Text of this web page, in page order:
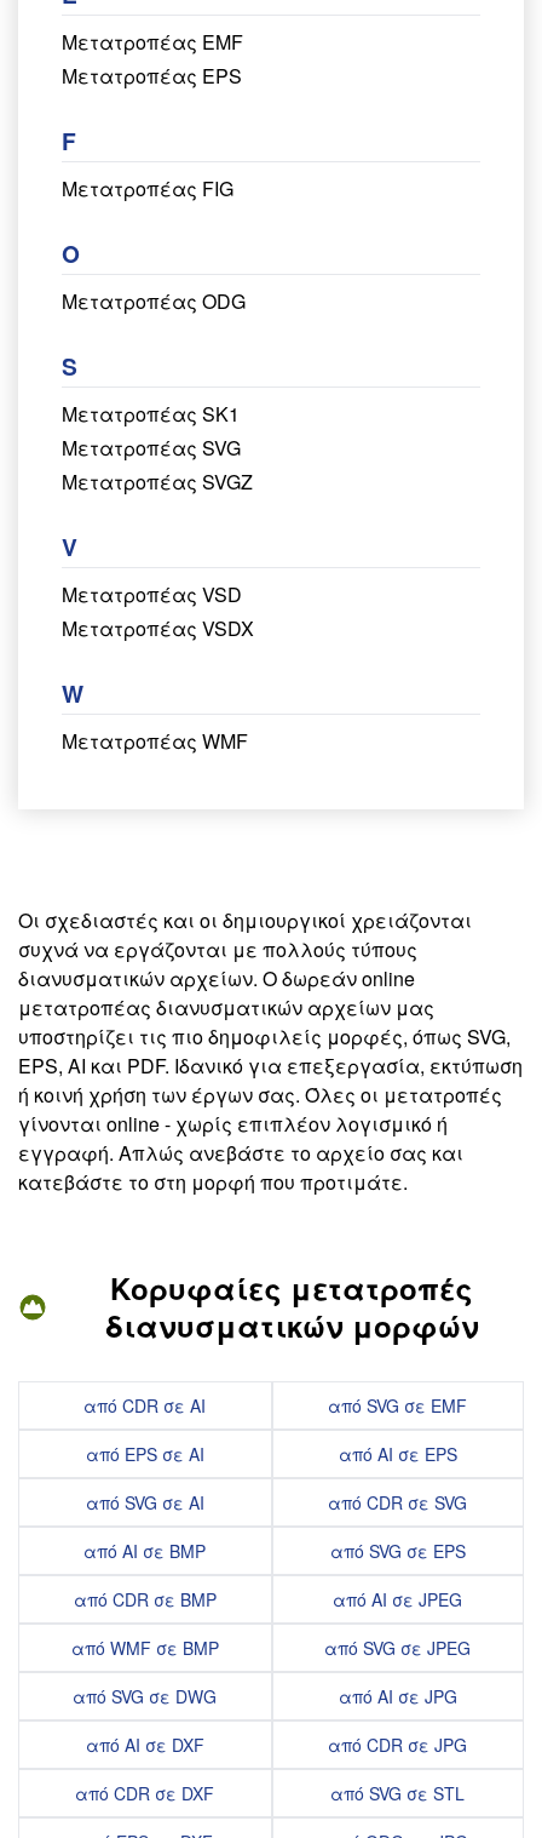
Μετατροπέας EMF
Μετατροπέας EPS
F
Μετατροπέας FIG
O
Μετατροπέας ODG
S
Μετατροπέας SK1
Μετατροπέας SVG
Μετατροπέας SVGZ
V
Μετατροπέας VSD
Μετατροπέας VSDX
W
Μετατροπέας WMF
Οι σχεδιαστές και οι δημιουργικοί χρειάζονται
συχνά να εργάζονται με πολλούς τύπους
διανυσματικών αρχείων. Ο δωρεάν online
μετατροπέας διανυσματικών αρχείων μας
υποστηρίζει τις πιο δημοφιλείς μορφές, όπως SVG,
EPS, AI και PDF. Ιδανικό για επεξεργασία, εκτύπωση
ή κοινή χρήση των έργων σας. Όλες οι μετατροπές
γίνονται online - χωρίς επιπλέον λογισμικό ή
εγγραφή. Απλώς ανεβάστε το αρχείο σας και
κατεβάστε το στη μορφή που προτιμάτε.
Κορυφαίες μετατροπές
διανυσματικών μορφών
από CDR σε AI
από EPS σε AI
από SVG σε AI
από AI σε BMP
από CDR σε BMP
από WMF σε BMP
από SVG σε DWG
από AI σε DXF
από CDR σε DXF
από SVG σε EMF
από AI σε EPS
από CDR σε SVG
από SVG σε EPS
από AI σε JPEG
από SVG σε JPEG
από AI σε JPG
από CDR σε JPG
από SVG σε STL